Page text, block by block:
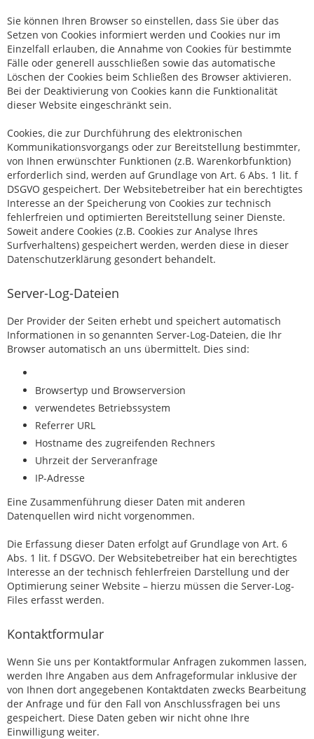
Sie können Ihren Browser so einstellen, dass Sie über das
Setzen von Cookies informiert werden und Cookies nur im
Einzelfall erlauben, die Annahme von Cookies für bestimmte
Fälle oder generell ausschließen sowie das automatische
Löschen der Cookies beim Schließen des Browser aktivieren.
Bei der Deaktivierung von Cookies kann die Funktionalität
dieser Website eingeschränkt sein.
Cookies, die zur Durchführung des elektronischen
Kommunikationsvorgangs oder zur Bereitstellung bestimmter,
von Ihnen erwünschter Funktionen (z.B. Warenkorbfunktion)
erforderlich sind, werden auf Grundlage von Art. 6 Abs. 1 lit. f
DSGVO gespeichert. Der Websitebetreiber hat ein berechtigtes
Interesse an der Speicherung von Cookies zur technisch
fehlerfreien und optimierten Bereitstellung seiner Dienste.
Soweit andere Cookies (z.B. Cookies zur Analyse Ihres
Surfverhaltens) gespeichert werden, werden diese in dieser
Datenschutzerklärung gesondert behandelt.
Server-Log-Dateien
Der Provider der Seiten erhebt und speichert automatisch
Informationen in so genannten Server-Log-Dateien, die Ihr
Browser automatisch an uns übermittelt. Dies sind:
Browsertyp und Browserversion
verwendetes Betriebssystem
Referrer URL
Hostname des zugreifenden Rechners
Uhrzeit der Serveranfrage
IP-Adresse
Eine Zusammenführung dieser Daten mit anderen
Datenquellen wird nicht vorgenommen.
Die Erfassung dieser Daten erfolgt auf Grundlage von Art. 6
Abs. 1 lit. f DSGVO. Der Websitebetreiber hat ein berechtigtes
Interesse an der technisch fehlerfreien Darstellung und der
Optimierung seiner Website – hierzu müssen die Server-Log-
Files erfasst werden.
Kontaktformular
Wenn Sie uns per Kontaktformular Anfragen zukommen lassen,
werden Ihre Angaben aus dem Anfrageformular inklusive der
von Ihnen dort angegebenen Kontaktdaten zwecks Bearbeitung
der Anfrage und für den Fall von Anschlussfragen bei uns
gespeichert. Diese Daten geben wir nicht ohne Ihre
Einwilligung weiter.